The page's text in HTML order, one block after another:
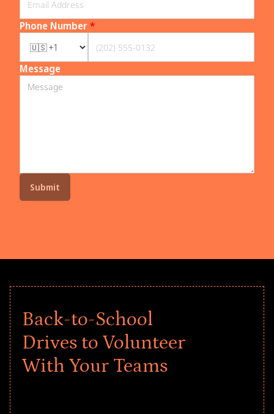
Phone Number*
Message
Back-to-School
Drives to Volunteer
With Your Teams